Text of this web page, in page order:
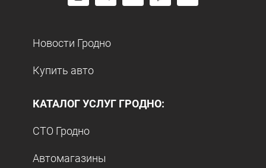
Новости Гродно
Купить авто
КАТАЛОГ УСЛУГ ГРОДНО:
СТО Гродно
Автомагазины